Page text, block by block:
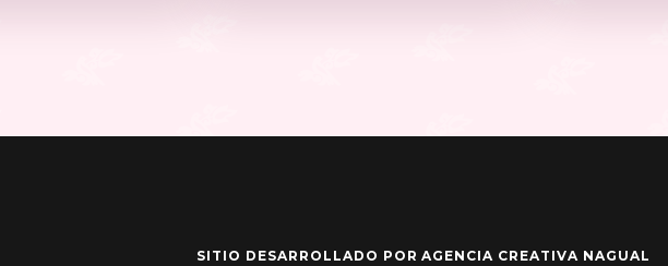
SITIO DESARROLLADO POR AGENCIA CREATIVA NAGUAL